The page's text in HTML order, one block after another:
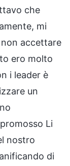
che
mi
non accettare
ero molto
i leader è
un
Li
nostro
di